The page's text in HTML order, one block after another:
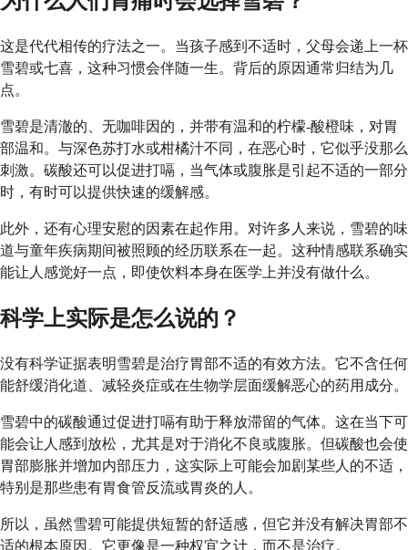
这是代代相传的疗法之一。当孩子感到不适时，父母会递上一杯
雪碧或七喜，这种习惯会伴随一生。背后的原因通常归结为几
点。
雪碧是清澈的、无咖啡因的，并带有温和的柠檬-酸橙味，对胃
部温和。与深色苏打水或柑橘汁不同，在恶心时，它似乎没那么
刺激。碳酸还可以促进打嗝，当气体或腹胀是引起不适的一部分
时，有时可以提供快速的缓解感。
此外，还有心理安慰的因素在起作用。对许多人来说，雪碧的味
道与童年疾病期间被照顾的经历联系在一起。这种情感联系确实
能让人感觉好一点，即使饮料本身在医学上并没有做什么。
科学上实际是怎么说的？
没有科学证据表明雪碧是治疗胃部不适的有效方法。它不含任何
能舒缓消化道、减轻炎症或在生物学层面缓解恶心的药用成分。
雪碧中的碳酸通过促进打嗝有助于释放滞留的气体。这在当下可
能会让人感到放松，尤其是对于消化不良或腹胀。但碳酸也会使
胃部膨胀并增加内部压力，这实际上可能会加剧某些人的不适，
特别是那些患有胃食管反流或胃炎的人。
所以，虽然雪碧可能提供短暂的舒适感，但它并没有解决胃部不
适的根本原因。它更像是一种权宜之计，而不是治疗。